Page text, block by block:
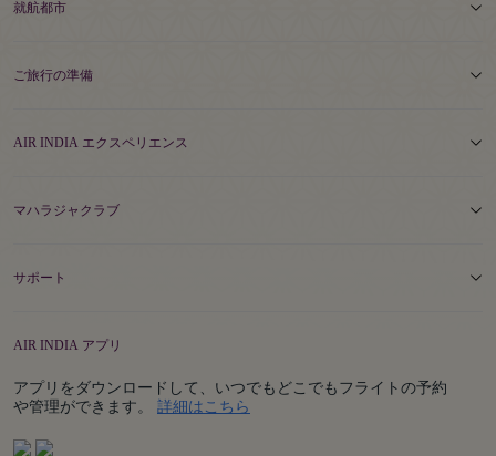
就航都市
ご旅行の準備
AIR INDIA エクスペリエンス
マハラジャクラブ
サポート
AIR INDIA アプリ
アプリをダウンロードして、いつでもどこでもフライトの予約
や管理ができます。 詳細はこちら